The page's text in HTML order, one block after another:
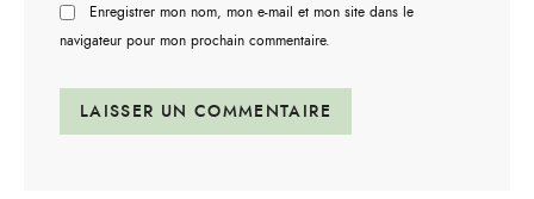
Enregistrer mon nom, mon e-mail et mon site dans le
navigateur pour mon prochain commentaire.